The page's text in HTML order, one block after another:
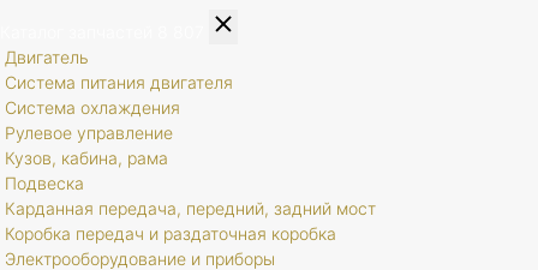
Двигатель
Система питания двигателя
Система охлаждения
Рулевое управление
Кузов, кабина, рама
Подвеска
Карданная передача, передний, задний мост
Коробка передач и раздаточная коробка
Электрооборудование и приборы